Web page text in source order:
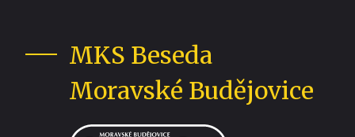
MKS Beseda
Moravské Budějovice